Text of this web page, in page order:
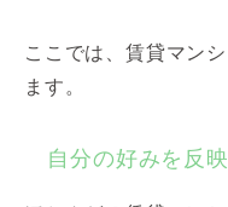
ここでは、賃貸マン
ます。
自分の好みを反